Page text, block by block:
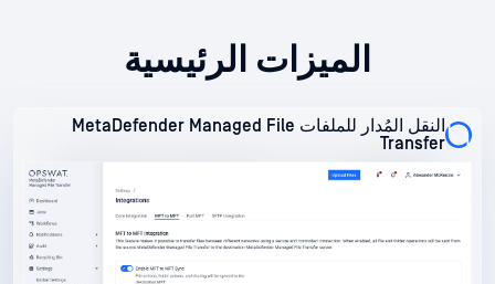
الميزات الرئيسية
النقل المُدار للملفات MetaDefender Managed File
Transfer
النقل المُدار للملفات MetaDefender Managed File
Transfer
النقل المُدار للملفات MetaDefender Managed File